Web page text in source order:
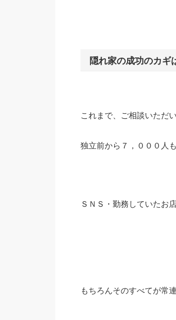
隠れ家の成功のカギ
これまで、ご相談いただ
独立前から７，０００人
ＳＮＳ・勤務していたお
もちろんそのすべてが常